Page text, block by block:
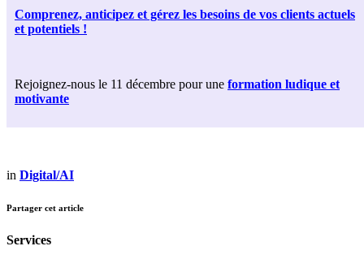
Comprenez, anticipez et gérez les besoins de vos clients actuels
et potentiels !
Rejoignez-nous le 11 décembre pour une formation ludique et
motivante
in Digital/AI
Partager cet article
Services